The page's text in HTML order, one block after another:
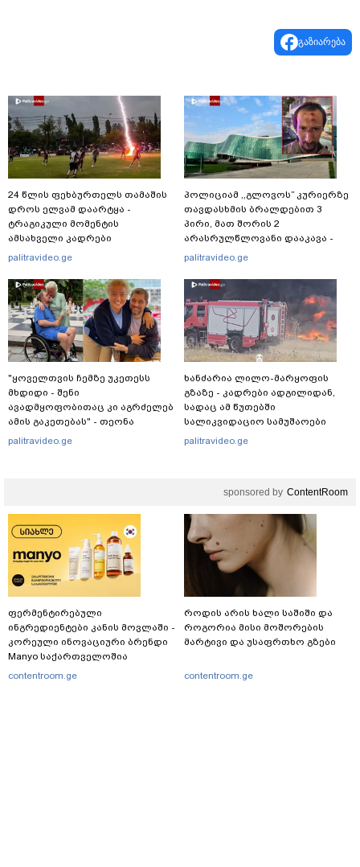
გაზიარება
24 წლის ფეხბურთელს თამაშის
დროს ელვამ დაარტყა -
ტრაგიკული მომენტის
ამსახველი კადრები
ტაილანდიდან მედიაში
palitravideo.ge
"ყოველთვის ჩემზე უკეთესს
მხდიდი - შენი
ავადმყოფობითაც კი აგრძელებ
ამის გაკეთებას" - თეონა
კონტრიძე მეუღლეს ემოციურ
palitravideo.ge
პოლიციამ ,,გლოვოს” კურიერზე
თავდასხმის ბრალდებით 3
პირი, მათ შორის 2
არასრულწლოვანი დააკავა -
შსს ინფორმაციას ავრცელებს
palitravideo.ge
ხანძარია ლილო-მარყოფის
გზაზე - კადრები ადგილიდან,
სადაც ამ წუთებში
სალიკვიდაციო სამუშაოები
მიმდინარეობს
palitravideo.ge
sponsored by ContentRoom
ფერმენტირებული
ინგრედიენტები კანის მოვლაში -
კორეული ინოვაციური ბრენდი
Manyo საქართველოშია
contentroom.ge
როდის არის ხალი საშიში და
როგორია მისი მოშორების
მარტივი და უსაფრთხო გზები
contentroom.ge